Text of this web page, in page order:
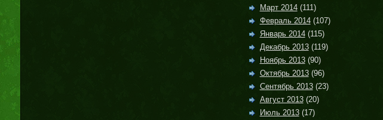
Март 2014(111)
Февраль 2014(107)
Январь 2014(115)
Декабрь 2013(119)
Ноябрь 2013(90)
Октябрь 2013(96)
Сентябрь 2013(23)
Август 2013(20)
Июль 2013(17)